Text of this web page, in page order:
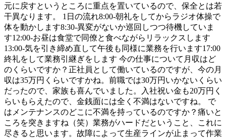
元に戻すというところに重点を置いているので、保全とは若
干異なります。 1日の流れ8:00-朝礼をしてからラジオ体操で
体を動かします8:30-異変がないか巡回しつつ待機していま
す12:00-お昼は食堂で同僚と食べながらリラックスします
13:00-気を引き締め直して午後も同様に業務を行います17:00
終礼をして業務引継ぎをします 今の仕事について月収はど
のくらいですか？正社員として働いているのですが、今の月
収は35万円くらいですかね。前職では30万円いかないくらい
だったので、家族も喜んでいました。入社祝い金も20万円く
らいもらえたので、金銭面には全く不満はないですね。 で
はメンテナンスのどこに不満を持っているのですか？痛いと
ころを突きますね（笑）業務がハードだということ、これに
尽きると思います。故障によって生産ラインが止まって作業